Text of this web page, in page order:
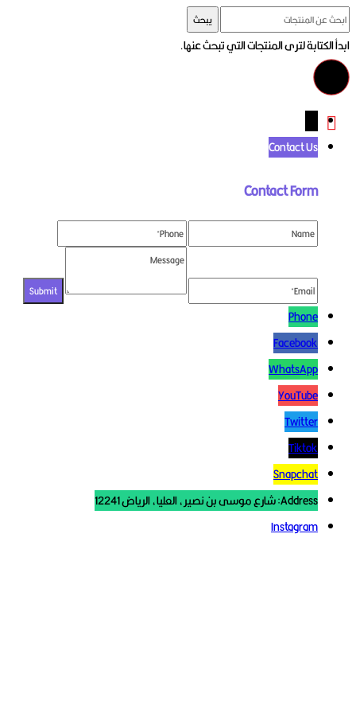
يبحث
ابدأ الكتابة لترى المنتجات التي تبحث عنها.
Contact Us
Contact Form
Phone
Facebook
WhatsApp
YouTube
Twitter
Tiktok
Snapchat
Address: شارع موسى بن نصير، العليا، الرياض 12241
Instagram